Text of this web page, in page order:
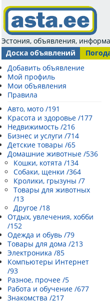
Эстония, объявления,
Доска объявлений
Добавить объявление
Мой профиль
Мои объявления
Правила
Авто, мото /191
Красота и здоровье /177
Недвижимость /216
Бизнес и услуги /714
Детские товары /65
Домашние животные /536
Кошки, котята /134
Собаки, щенки /364
Кролики, грызуны /7
Товары для животных
/13
Другое /18
Отдых, увлечения, хобби
/152
Одежда и обувь /79
Товары для дома /213
Электроника /85
Компьютеры Интернет
/93
Разное, прочее /5
Работа и обучение /677
Знакомства /217